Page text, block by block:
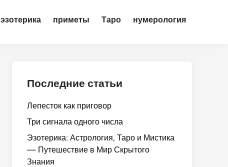
эзотерика приметы Таро нумерология
Последние статьи
Лепесток как приговор
Три сигнала одного числа
Эзотерика: Астрология, Таро и Мистика
— Путешествие в Мир Скрытого
Знания